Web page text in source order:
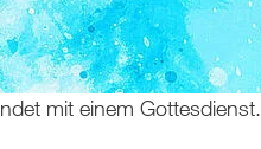
mit einem Gottesdienst.